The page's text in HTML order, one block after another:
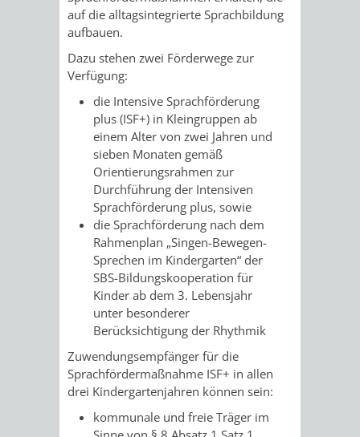
HILFE
MENSCHEN
MIT
BEHINDERUNG
MENSCHEN
DEMENZ
MIGRANTEN
FLÜCHTLINGE
BAUHERREN
BAUHERRENBERATUNG
GRUNDSTÜCKSWERTERMITTLUNG
DENKMALSCHUTZ
AUFGABEN
DER
UNTEREN
DENKMALSCHUTZBEHÖRDE
STEUERVORTEILE
SATZUNGEN
IM
BEREICH
DENKMALSCHUTZ
VERKAUF
STÄDTISCHER
BAUPLÄTZE
VERKAUF
STÄDTISCHER
HÄUSER
TAGESORDNUNG
/
UMLEGUNGSAUSSCHUSS
BERATENDE
RATHAUS
BÜRGERMEISTER
/
DEZERNATE
ÄMTER
AMT
FÜR
auf die alltagsintegrierte Sprachbildung
aufbauen.
Dazu stehen zwei Förderwege zur
Verfügung:
die Intensive Sprachförderung
plus (ISF+) in Kleingruppen ab
einem Alter von zwei Jahren und
sieben Monaten gemäß
Orientierungsrahmen zur
Durchführung der Intensiven
Sprachförderung plus, sowie
die Sprachförderung nach dem
Rahmenplan „Singen-Bewegen-
Sprechen im Kindergarten“ der
SBS-Bildungskooperation für
Kinder ab dem 3. Lebensjahr
unter besonderer
Berücksichtigung der Rhythmik
Zuwendungsempfänger für die
Sprachfördermaßnahme ISF+ in allen
drei Kindergartenjahren können sein:
kommunale und freie Träger im